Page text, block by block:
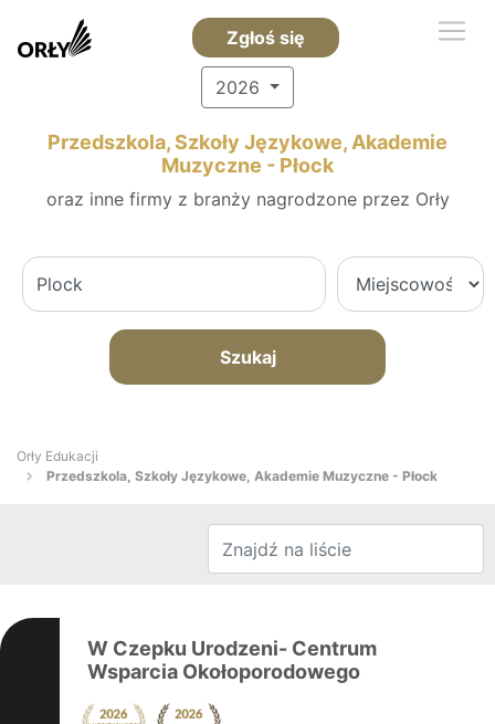
Zgłoś się
2026
Przedszkola, Szkoły Językowe, Akademie
Muzyczne - Płock
oraz inne firmy z branży nagrodzone przez Orły
Szukaj
Orły Edukacji
Przedszkola, Szkoły Językowe, Akademie Muzyczne - Płock
W Czepku Urodzeni- Centrum
Wsparcia Okołoporodowego